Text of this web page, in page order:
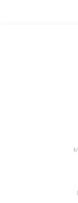
Görüş ve önerileriniz
Ürün resmi
Ürün
Ürün bilgilerinde